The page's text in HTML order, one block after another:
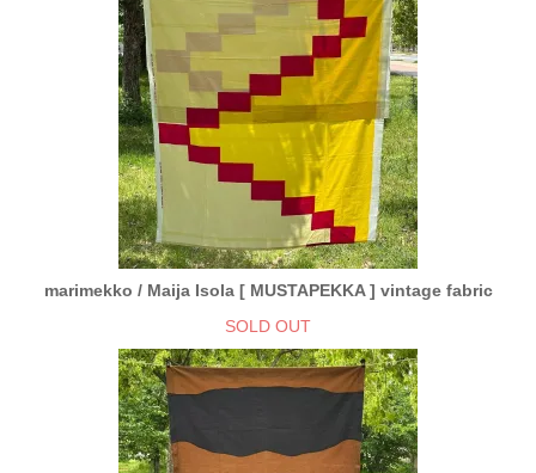
marimekko / Maija Isola [ MUSTAPEKKA ] vintage fabric
SOLD OUT